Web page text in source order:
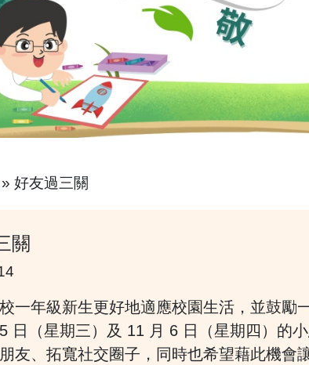
» 好友過三關
關
一年級新生更好地適應校園生活，並鼓勵
日（星期三）及 11 月 6 日（星期四）的
友、拓寬社交圈子，同時也希望藉此機會